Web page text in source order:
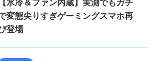
【水冷＆ファン内蔵】実測でもガチ
変態尖りすぎゲーミングスマホ再
登場